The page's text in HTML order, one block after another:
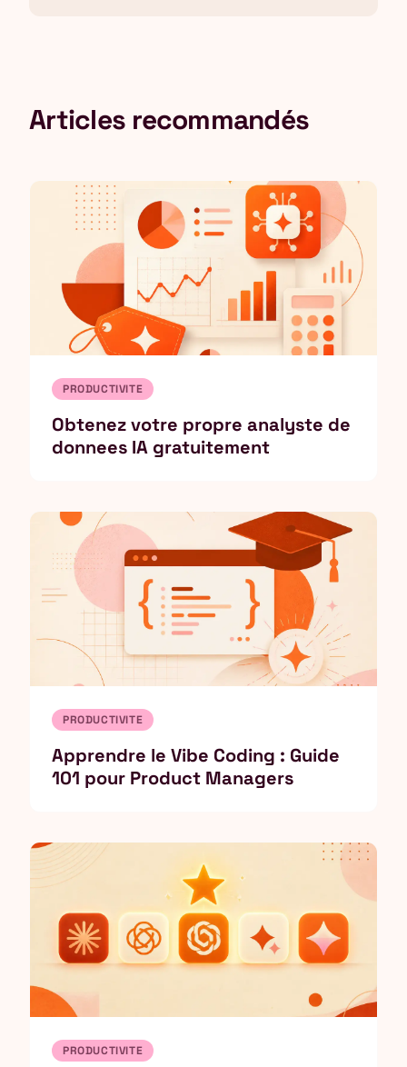
Articles recommandés
PRODUCTIVITE
Obtenez votre propre analyste de
donnees IA gratuitement
PRODUCTIVITE
Apprendre le Vibe Coding : Guide
101 pour Product Managers
PRODUCTIVITE